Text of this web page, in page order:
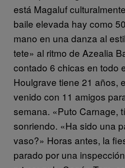
está Magaluf
baile elevada hay como
mano en una danza al
tete» al ritmo de Azealia
contado 6 chicas en todo
Houlgrave tiene 21 años,
venido con 11 amigos
semana. «Puto Carnage,
sonriendo. «Ha sido una
vaso?» Horas antes, la
parado por una